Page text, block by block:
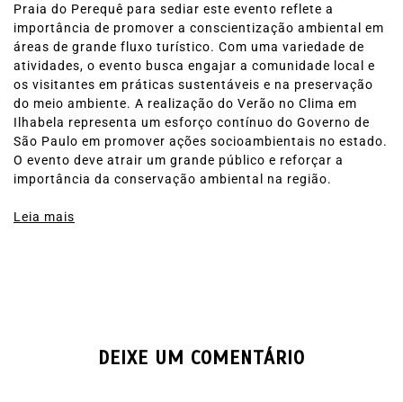
Praia do Perequê para sediar este evento reflete a
importância de promover a conscientização ambiental em
áreas de grande fluxo turístico. Com uma variedade de
atividades, o evento busca engajar a comunidade local e
os visitantes em práticas sustentáveis e na preservação
do meio ambiente. A realização do Verão no Clima em
Ilhabela representa um esforço contínuo do Governo de
São Paulo em promover ações socioambientais no estado.
O evento deve atrair um grande público e reforçar a
importância da conservação ambiental na região.
Leia mais
DEIXE UM COMENTÁRIO